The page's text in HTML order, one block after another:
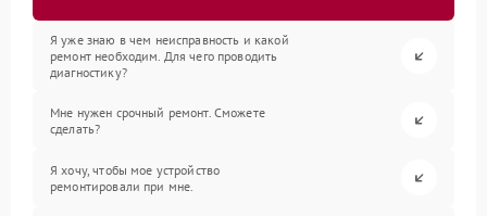
Я уже знаю в чем неисправность и какой
ремонт необходим. Для чего проводить
диагностику?
Мне нужен срочный ремонт. Сможете
сделать?
Я хочу, чтобы мое устройство
ремонтировали при мне.